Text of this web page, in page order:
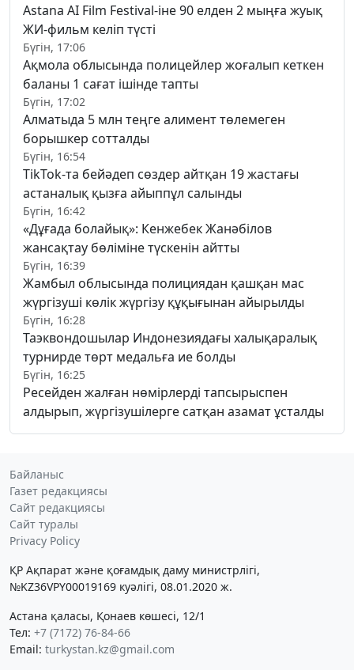
Astana AI Film Festival-іне 90 елден 2 мыңға жуық
ЖИ-фильм келіп түсті
Бүгін, 17:06
Ақмола облысында полицейлер жоғалып кеткен
баланы 1 сағат ішінде тапты
Бүгін, 17:02
Алматыда 5 млн теңге алимент төлемеген
борышкер сотталды
Бүгін, 16:54
TikTok-та бейәдеп сөздер айтқан 19 жастағы
астаналық қызға айыппұл салынды
Бүгін, 16:42
«Дұғада болайық»: Кенжебек Жанәбілов
жансақтау бөліміне түскенін айтты
Бүгін, 16:39
Жамбыл облысында полициядан қашқан мас
жүргізуші көлік жүргізу құқығынан айырылды
Бүгін, 16:28
Таэквондошылар Индонезиядағы халықаралық
турнирде төрт медальға ие болды
Бүгін, 16:25
Ресейден жалған нөмірлерді тапсырыспен
алдырып, жүргізушілерге сатқан азамат ұсталды
Байланыс
Газет редакциясы
Сайт редакциясы
Сайт туралы
Privacy Policy
ҚР Ақпарат және қоғамдық даму министрлігі,
№KZ36VPY00019169 куәлігі, 08.01.2020 ж.
Астана қаласы, Қонаев көшесі, 12/1
Тел: +7 (7172) 76-84-66
Email: turkystan.kz@gmail.com